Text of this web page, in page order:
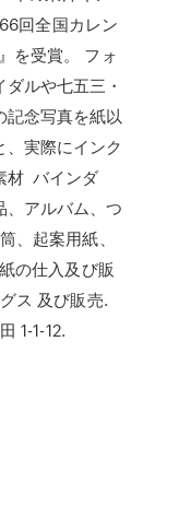
回全国カレン
を受賞。 フォ
ルや七五三・
記念写真を紙以
実際にインク
材 バインダ
、アルバム、つ
、起案用紙、
の仕入及び販
ス 及び販売.
1-1-12.